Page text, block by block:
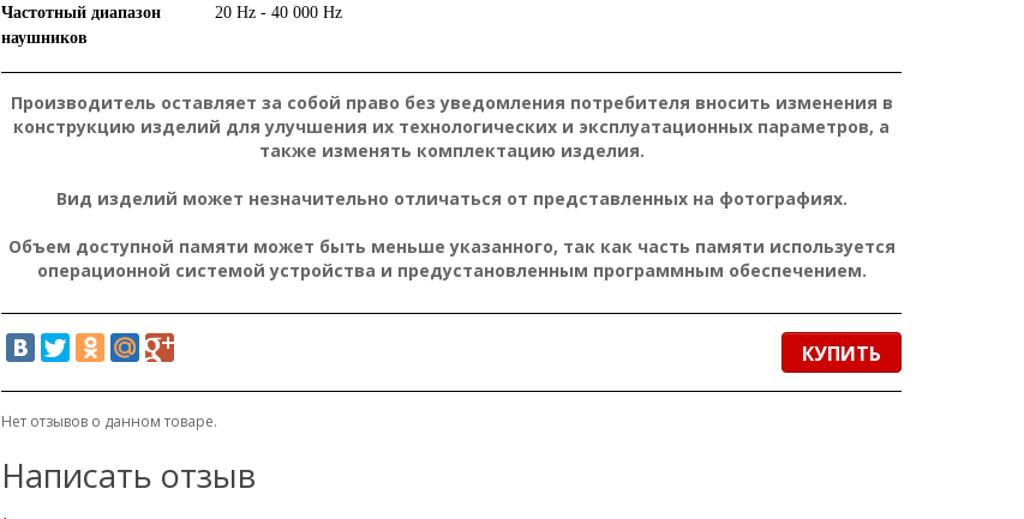
Частотный диапазон
наушников
20 Hz - 40 000 Hz
Производитель оставляет за собой право без уведомления потребителя вносить изменения в
конструкцию изделий для улучшения их технологических и эксплуатационных параметров, а
также изменять комплектацию изделия.
Вид изделий может незначительно отличаться от представленных на фотографиях.
Объем доступной памяти может быть меньше указанного, так как часть памяти используется
операционной системой устройства и предустановленным программным обеспечением.
КУПИТЬ
Нет отзывов о данном товаре.
Написать отзыв